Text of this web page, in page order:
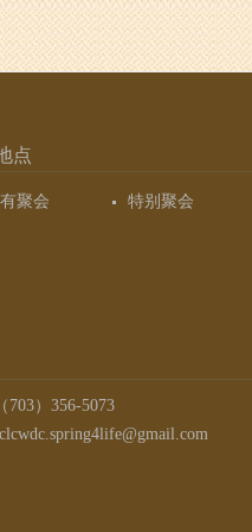
点
聚会 特别聚会
703）356-5073
clcwdc.spring4life@gmail.com